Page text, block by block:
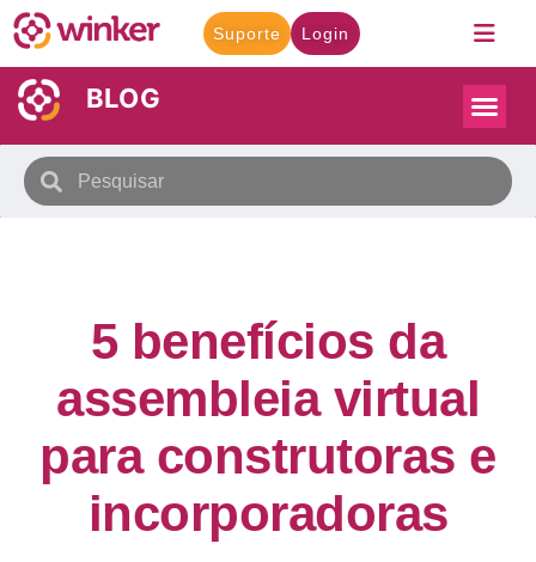
Suporte Login
BLOG
5 benefícios da
assembleia virtual
para construtoras e
incorporadoras